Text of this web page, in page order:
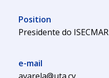
Position
Presidente do ISECMAR
e-mail